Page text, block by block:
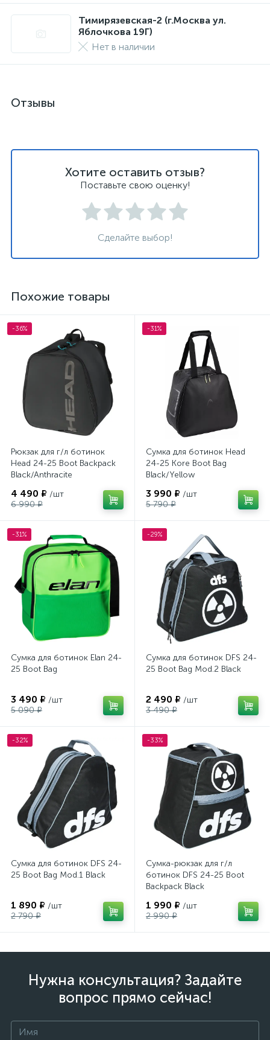
Тимирязевская-2 (г.Москва ул.
Яблочкова 19Г)
Нет в наличии
Отзывы
Хотите оставить отзыв?
Поставьте свою оценку!
Сделайте выбор!
Похожие товары
-36%
Рюкзак для г/л ботинок
Head 24-25 Boot Backpack
Black/Anthracite
4 490 ₽ /шт
6 990 ₽
-31%
Сумка для ботинок Head
24-25 Kore Boot Bag
Black/Yellow
3 990 ₽ /шт
5 790 ₽
-31%
Сумка для ботинок Elan 24-
25 Boot Bag
3 490 ₽ /шт
5 090 ₽
-29%
Сумка для ботинок DFS 24-
25 Boot Bag Mod.2 Black
2 490 ₽ /шт
3 490 ₽
-32%
Сумка для ботинок DFS 24-
25 Boot Bag Mod.1 Black
1 890 ₽ /шт
2 790 ₽
-33%
Сумка-рюкзак для г/л
ботинок DFS 24-25 Boot
Backpack Black
1 990 ₽ /шт
2 990 ₽
Нужна консультация? Задайте
вопрос прямо сейчас!